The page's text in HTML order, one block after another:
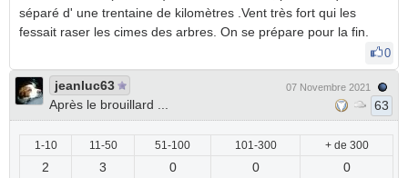
séparé d' une trentaine de kilomètres .Vent très fort qui les
fessait raser les cimes des arbres. On se prépare pour la fin.
0
jeanluc63
Après le brouillard ...
07 Novembre 2021
63
1-10 11-50 51-100 101-300 + de 300
2 3 0 0 0